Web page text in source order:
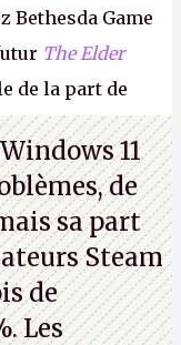
Bethesda Game
The Elder
de la part de
confirme
11
de
sa part
Steam
de
Les